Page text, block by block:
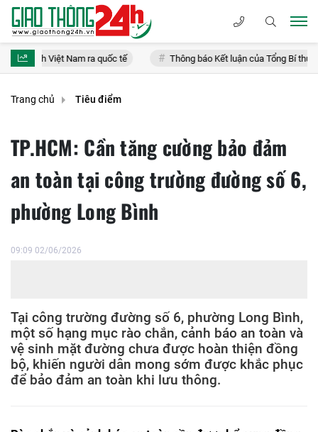
Nam ra quốc tế Thông báo Kết luận của Tổng Bí thư, Chủ tịch
Trang chủ Tiêu điểm
TP.HCM: Cần tăng cường bảo đảm
an toàn tại công trường đường số 6,
phường Long Bình
09:09 02/06/2026
Tại công trường đường số 6, phường Long Bình,
một số hạng mục rào chắn, cảnh báo an toàn và
vệ sinh mặt đường chưa được hoàn thiện đồng
bộ, khiến người dân mong sớm được khắc phục
để bảo đảm an toàn khi lưu thông.